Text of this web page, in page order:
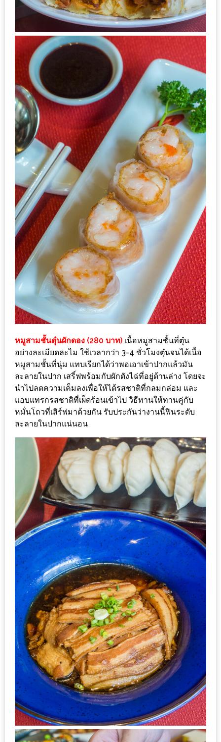
200
ชี้
อร่อย
ตาม
รอย
น้า
อ้วน
ชวน
หิว
ติดต่อ
น้า
อ้วน
ติดต่อ
น้า
อ้วน
อ้วน
ชวน
คุย
นโยบาย
ความ
เป็น
ส่วน
นโยบาย
ความ
เป็น
ส่วน
ตัว
ประกาศ
ผล
ผู้
โชค
ดี
กับ
น้า
อ้วน
ครั้ง
ที่
1
เพื่อน
มา
หมูสามชั้นตุ๋นผักดอง (280 บาท) เนื้อหมูสามชั้นที่ตุ๋น
อย่างละเมียดละไม ใช้เวลากว่า 3-4 ชั่วโมงตุ๋นจนได้เนื้อ
หมูสามชั้นที่นุ่ม แทบเรียกได้ว่าพอเอาเข้าปากแล้วมัน
ละลายในปาก เสริ์ฟพร้อมกับผักตังไฉ่ที่อยู่ด้านล่าง โดยจะ
นำไปลดความเค็มลงเพื่อให้ได้รสชาติที่กลมกล่อม และ
แอบแทรกรสชาติที่เผ็ดร้อนเข้าไป วิธีทานให้ทานคู่กับ
หมั่นโถวที่เสิร์ฟมาด้วยกัน รับประกันว่างานนี้ฟินระดับ
ละลายในปากแน่นอน